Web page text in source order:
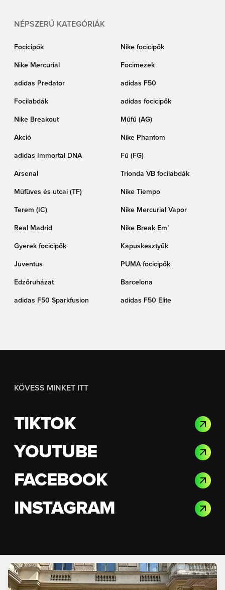
NÉPSZERŰ KATEGÓRIÁK
Focicipők Nike focicipők
Nike Mercurial Focimezek
adidas Predator adidas F50
Focilabdák adidas focicipők
Nike Breakout Műfű (AG)
Akció Nike Phantom
adidas Immortal DNA Fű (FG)
Arsenal Trionda VB focilabdák
Műfüves és utcai (TF) Nike Tiempo
Terem (IC) Nike Mercurial Vapor
Real Madrid Nike Break Em’
Gyerek focicipők Kapuskesztyűk
Juventus PUMA focicipők
Edzőruházat Barcelona
adidas F50 Sparkfusion adidas F50 Elite
KÖVESS MINKET ITT
TIKTOK
YOUTUBE
FACEBOOK
INSTAGRAM